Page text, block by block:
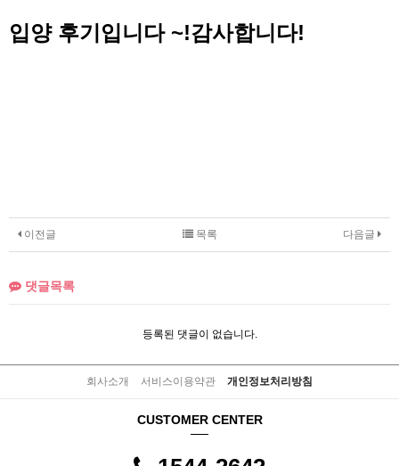
입양 후기입니다 ~!감사합니다!
이전글 다음글
목록
댓글목록
등록된 댓글이 없습니다.
회사소개 서비스이용약관 개인정보처리방침
CUSTOMER CENTER